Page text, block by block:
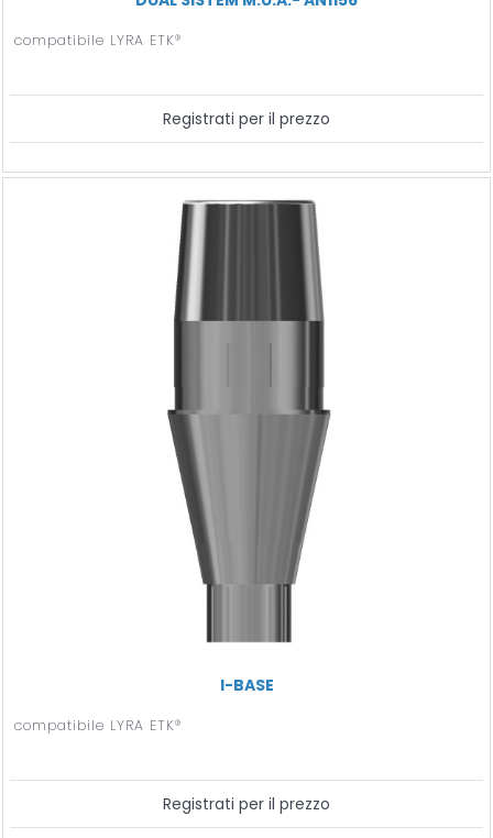
compatibile LYRA ETK®
Registrati per il prezzo
I-BASE
compatibile LYRA ETK®
Registrati per il prezzo